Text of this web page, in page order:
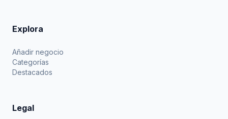
Explora
Añadir negocio
Categorías
Destacados
Legal